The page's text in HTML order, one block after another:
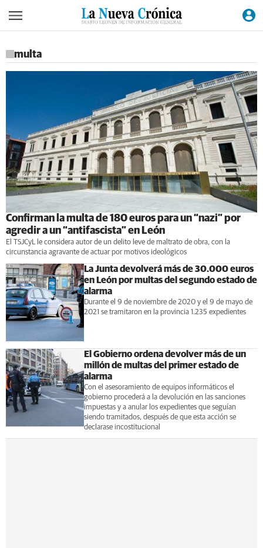
multa
Confirman la multa de 180 euros para un “nazi” por
agredir a un “antifascista” en León
El TSJCyL le considera autor de un delito leve de maltrato de obra, con la
circunstancia agravante de actuar por motivos ideológicos
La Junta devolverá más de 30.000 euros
en León por multas del segundo estado de
alarma
Durante el 9 de noviembre de 2020 y el 9 de mayo de
2021 se tramitaron en la provincia 1.235 expedientes
El Gobierno ordena devolver más de un
millón de multas del primer estado de
alarma
Con el asesoramiento de equipos informáticos el
gobierno procederá a la devolución en las sanciones
impuestas y a anular los expedientes que seguían
siendo tramitados, después de que esta acción se
declarase incostitucional